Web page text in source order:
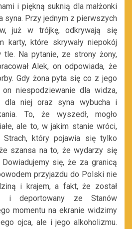
i piękną suknią dla małżonki
syna. Przy jednym z pierwszych
już w trójkę, odkrywają się
karty, które skrywały niepokój
Na pytanie, ze strony żony,
Alek, on odpowiada, że
Gdy żona pyta się co z jego
niespodziewanie dla widza,
dla niej oraz syna wybucha i
To, że wyszedł, mogło
ale to, w jakim stanie wróci,
Strach, który pojawia się tylko
szansa na to, że wydarzy się
się, że za granicą
przyjazdu do Polski nie
i krajem, a fakt, że został
i deportowany ze Stanów
momentu na ekranie widzimy
ojca, ale i jego alkoholizmu.